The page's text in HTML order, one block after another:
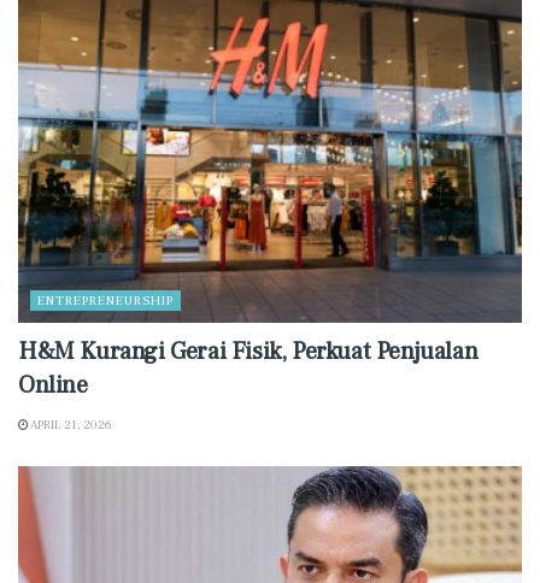
ENTREPRENEURSHIP
H&M Kurangi Gerai Fisik, Perkuat Penjualan
Online
APRIL 21, 2026